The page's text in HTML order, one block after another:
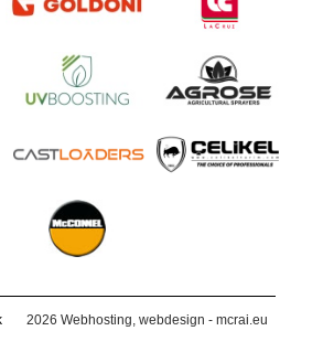
2026 Webhosting, webdesign - mcrai.eu